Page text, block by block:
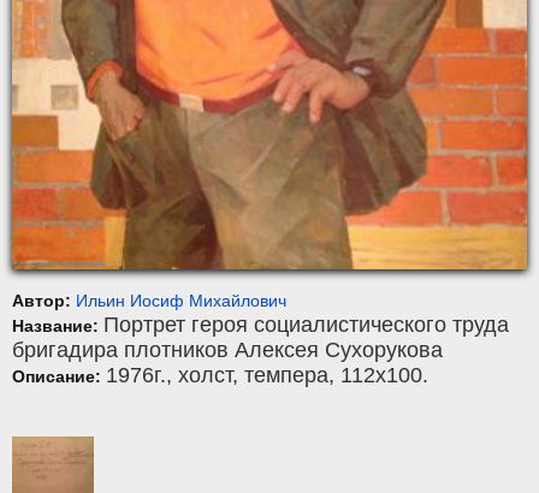
Автор: Ильин Иосиф Михайлович
Название: Портрет героя социалистического труда
бригадира плотников Алексея Сухорукова
Описание: 1976г., холст, темпера, 112x100.